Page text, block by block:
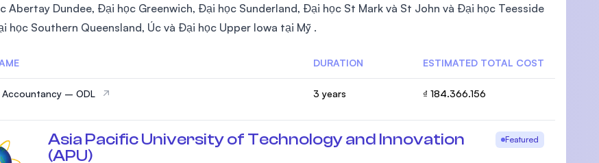
Abertay Dundee, Đại học Greenwich, Đại học Sunderland, Đại học St Mark và St John và Đại học Teesside
học Southern Queensland, Úc và Đại học Upper Iowa tại Mỹ .
DURATION ESTIMATED TOTAL COST
– ODL 3 years ₫ 184.366.156
Asia Pacific University of Technology and Innovation
(APU)
Featured